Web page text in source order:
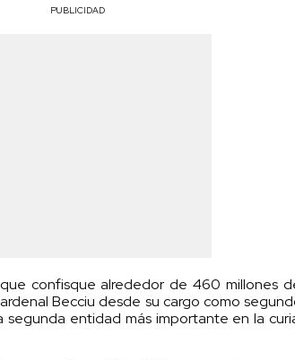
PUBLICIDAD
que confisque alrededor de 460 millones
Becciu desde su cargo como
entidad más importante en la